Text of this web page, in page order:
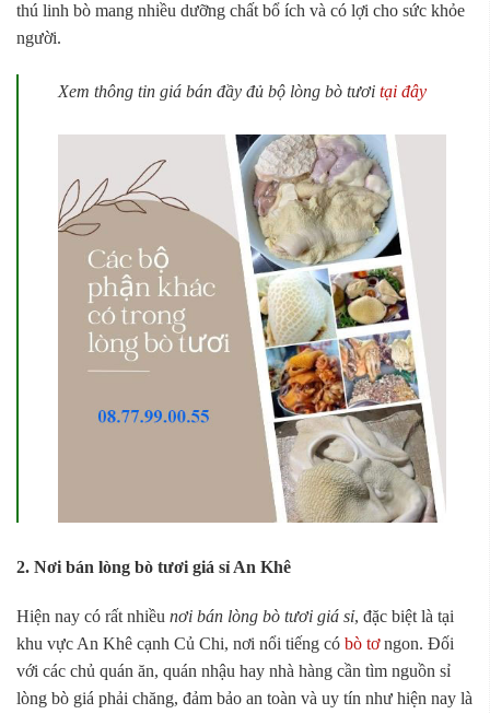
thú linh bò mang nhiều dưỡng chất bổ ích và có lợi cho sức khỏe
người.
Xem thông tin giá bán đầy đủ bộ lòng bò tươi tại đây
2. Nơi bán lòng bò tươi giá sỉ An Khê
Hiện nay có rất nhiều nơi bán lòng bò tươi giá sỉ, đặc biệt là tại
khu vực An Khê cạnh Củ Chi, nơi nổi tiếng có bò tơngon. Đối
với các chủ quán ăn, quán nhậu hay nhà hàng cần tìm nguồn sỉ
lòng bò giá phải chăng, đảm bảo an toàn và uy tín như hiện nay là